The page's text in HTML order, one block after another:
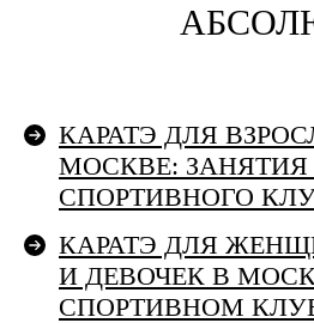
КАРАТЭ ДЛЯ
МОСКВЕ:
СПОРТИВНОГО
КАРАТЭ ДЛЯ
И ДЕВОЧЕК В
СПОРТИВНОМ